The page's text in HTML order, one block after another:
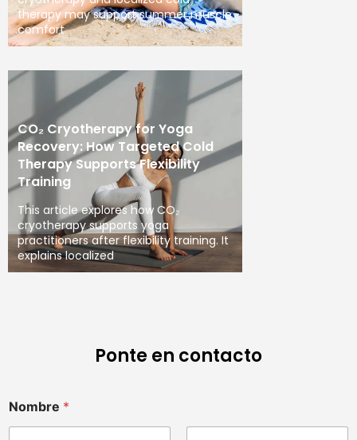
therapy may support summer muscle
comfort
CO₂ Cryotherapy for Yoga
Recovery: How Targeted Cold
Therapy Supports Flexibility
Training
This article explores how CO₂
cryotherapy supports yoga
practitioners after flexibility training. It
explains localized
Ponte en contacto
Nombre *